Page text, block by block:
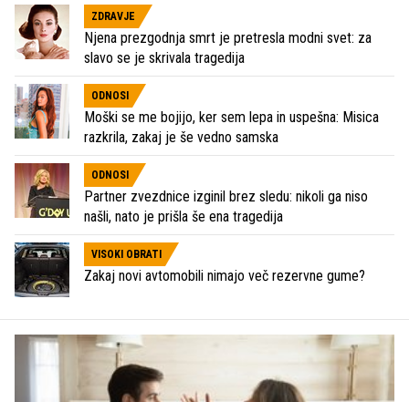
ZDRAVJE
Njena prezgodnja smrt je pretresla modni svet: za
slavo se je skrivala tragedija
ODNOSI
Moški se me bojijo, ker sem lepa in uspešna: Misica
razkrila, zakaj je še vedno samska
ODNOSI
Partner zvezdnice izginil brez sledu: nikoli ga niso
našli, nato je prišla še ena tragedija
VISOKI OBRATI
Zakaj novi avtomobili nimajo več rezervne gume?